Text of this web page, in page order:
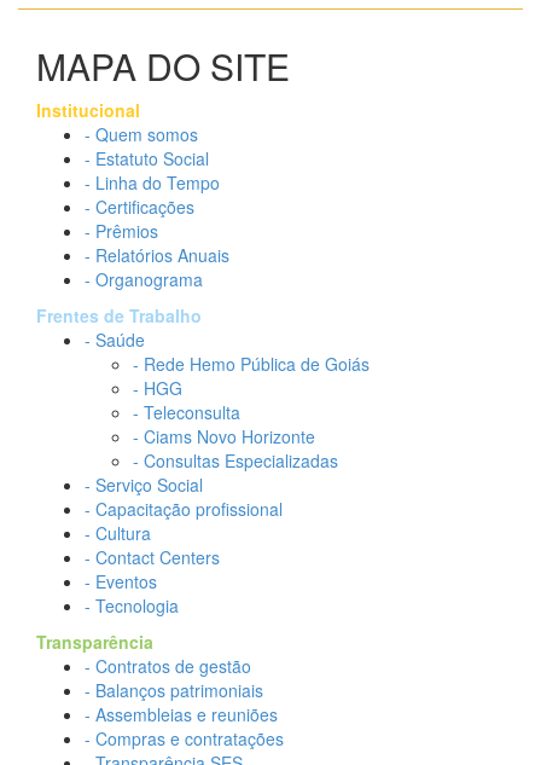
MAPA DO SITE
Institucional
- Quem somos
- Estatuto Social
- Linha do Tempo
- Certificações
- Prêmios
- Relatórios Anuais
- Organograma
Frentes de Trabalho
- Saúde
- Rede Hemo Pública de Goiás
- HGG
- Teleconsulta
- Ciams Novo Horizonte
- Consultas Especializadas
- Serviço Social
- Capacitação profissional
- Cultura
- Contact Centers
- Eventos
- Tecnologia
Transparência
- Contratos de gestão
- Balanços patrimoniais
- Assembleias e reuniões
- Compras e contratações